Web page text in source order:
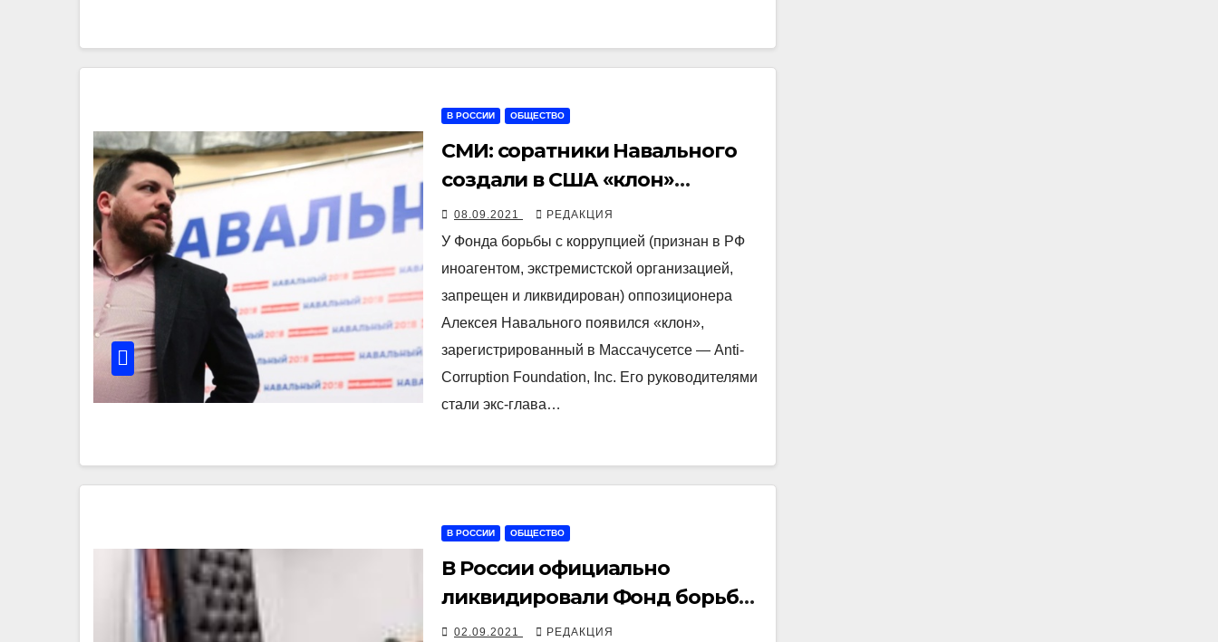
В РОССИИ ОБЩЕСТВО
СМИ: соратники Навального
создали в США «клон»
ликвидированного в РФ
Фонда борьбы с коррупцией
08.09.2021 РЕДАКЦИЯ
У Фонда борьбы с коррупцией (признан в РФ
иноагентом, экстремистской организацией,
запрещен и ликвидирован) оппозиционера
Алексея Навального появился «клон»,
зарегистрированный в Массачусетсе — Anti-
Corruption Foundation, Inc. Его руководителями
стали экс-глава…
В РОССИИ ОБЩЕСТВО
В России официально
ликвидировали Фонд борьбы
с коррупцией Алексея
02.09.2021 РЕДАКЦИЯ